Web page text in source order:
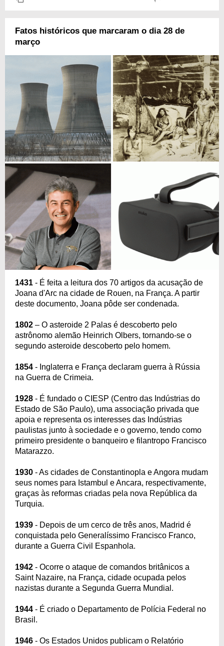
Fatos históricos que marcaram o dia 28 de
março
1431 - É feita a leitura dos 70 artigos da acusação de
Joana d'Arc na cidade de Rouen, na França. A partir
deste documento, Joana pôde ser condenada.
1802 – O asteroide 2 Palas é descoberto pelo
astrônomo alemão Heinrich Olbers, tornando-se o
segundo asteroide descoberto pelo homem.
1854 - Inglaterra e França declaram guerra à Rússia
na Guerra de Crimeia.
1928 - É fundado o CIESP (Centro das Indústrias do
Estado de São Paulo), uma associação privada que
apoia e representa os interesses das Indústrias
paulistas junto à sociedade e o governo, tendo como
primeiro presidente o banqueiro e filantropo Francisco
Matarazzo.
1930 - As cidades de Constantinopla e Angora mudam
seus nomes para Istambul e Ancara, respectivamente,
graças às reformas criadas pela nova República da
Turquia.
1939 - Depois de um cerco de três anos, Madrid é
conquistada pelo Generalíssimo Francisco Franco,
durante a Guerra Civil Espanhola.
1942 - Ocorre o ataque de comandos britânicos a
Saint Nazaire, na França, cidade ocupada pelos
nazistas durante a Segunda Guerra Mundial.
1944 - É criado o Departamento de Polícia Federal no
Brasil.
1946 - Os Estados Unidos publicam o Relatório